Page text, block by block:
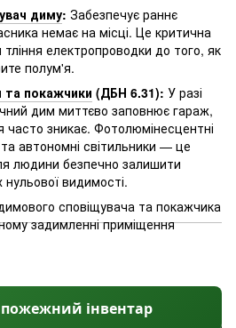
диму: Забезпечує раннє
немає на місці. Це критична
електропроводки до того, як
полум'я.
та покажчики (ДБН 6.31): У разі
дим миттєво заповнює гараж,
часто зникає. Фотолюмінесцентні
автономні світильники — це
людини безпечно залишити
видимості.
інвентар